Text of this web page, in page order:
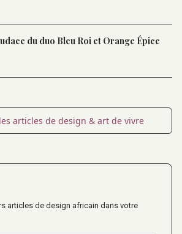
du duo Bleu Roi et Orange Épice
articles de design & art de vivre
articles de design africain dans votre